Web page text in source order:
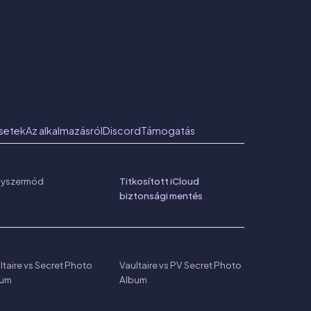
Az alkalmazásrólDiscordTámogatás
Titkosított iCloud
biztonsági mentés
vs Secret Photo
Vaultaire vs PV Secret Photo
Album